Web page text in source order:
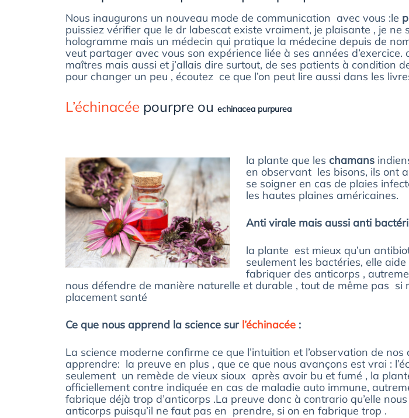
Nous inaugurons un nouveau mode de communication avec vous :le
puissiez vérifier que le dr labescat existe vraiment, je plaisante , je ne
hologramme mais un médecin qui pratique la médecine depuis de
veut partager avec vous son expérience liée à ses années d’exercice.
maîtres mais aussi et j’allais dire surtout, de ses patients à condition
pour changer un peu , écoutez ce que l’on peut lire aussi dans les
L’échinacée pourpre ou echinacea purpurea
la plante que les chamans
en observant les bisons, ils ont
se soigner en cas de plaies
les hautes plaines américaines.
Anti virale mais aussi anti
la plante est mieux qu’un
seulement les bactéries, elle
fabriquer des anticorps ,
nous défendre de manière naturelle et durable , tout de même pas si
placement santé
Ce que nous apprend la science sur l’échinacée :
La science moderne confirme ce que l’intuition et l’observation de
apprendre: la preuve en plus , que ce que nous avançons est vrai :
seulement un remède de vieux sioux après avoir bu et fumé , la
officiellement contre indiquée en cas de maladie auto immune,
fabrique déjà trop d’anticorps .La preuve donc à contrario qu’elle
anticorps puisqu’il ne faut pas en prendre, si on en fabrique trop .